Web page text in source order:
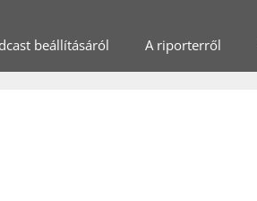
beállításáról A riporterről